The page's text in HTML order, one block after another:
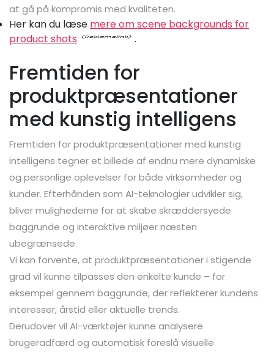
at gå på kompromis med kvaliteten.
Her kan du læse mere om scene backgrounds for
product shots
.
Fremtiden for
produktpræsentationer
med kunstig intelligens
Fremtiden for produktpræsentationer med kunstig
intelligens tegner et billede af endnu mere dynamiske
og personlige oplevelser for både virksomheder og
kunder. Efterhånden som AI-teknologier udvikler sig,
bliver mulighederne for at skabe skræddersyede
baggrunde og interaktive miljøer næsten
ubegrænsede.
Vi kan forvente, at produktpræsentationer i stigende
grad vil kunne tilpasses den enkelte kunde – for
eksempel gennem baggrunde, der reflekterer kundens
interesser, årstid eller aktuelle trends.
Derudover vil AI-værktøjer kunne analysere
brugeradfærd og automatisk foreslå visuelle